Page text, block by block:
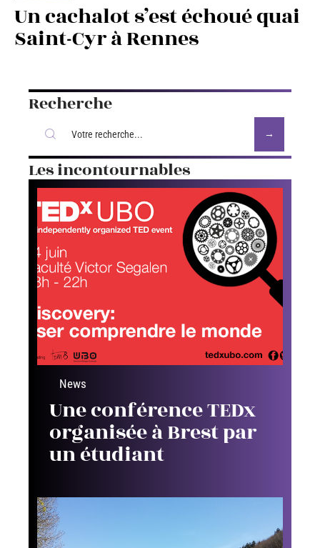
Un cachalot s’est échoué quai
Saint-Cyr à Rennes
Recherche
Les incontournables
News
Une conférence TEDx
organisée à Brest par
un étudiant